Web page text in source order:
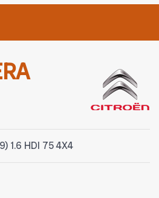
1.6 HDI 75 4X4